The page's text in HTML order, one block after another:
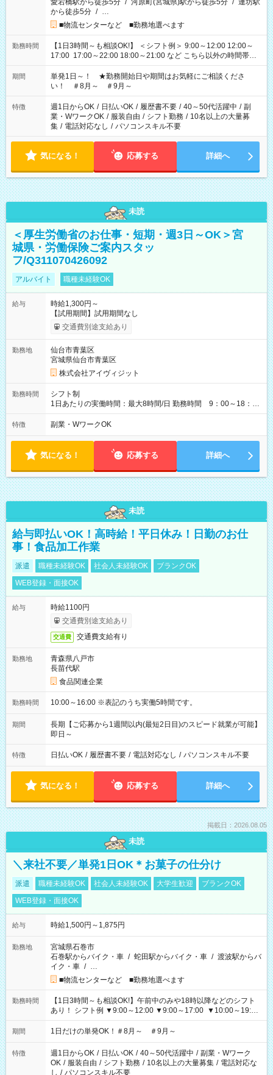
愛宕橋駅から徒歩5分 / 河原町(宮城県)駅から徒歩5分 / 連坊駅
から徒歩5分 / …
■物流センターなど ■勤務地選べます
勤務時間
【1日3時間～も相談OK!】 ＜シフト例＞ 9:00～12:00 12:00～
17:00 17:00～22:00 18:00～21:00 など こちら以外の時間帯も
お気軽にご相談ください！
期間
単発1日～！ ★勤務開始日や期間はお気軽にご相談くださ
い！ ＃8月～ ＃9月～
特徴 週1日からOK / 日払いOK / 履歴書不要 / 40～50代活躍中 / 副
業・WワークOK / 服装自由 / シフト勤務 / 10名以上の大量募
集 / 電話対応なし / パソコンスキル不要
気になる！ 応募する 詳細へ
未読
＜厚生労働省のお仕事・短期・週3日～OK＞宮
城県・労働保険ご案内スタッ
フ/Q311070426092
アルバイト 職種未経験OK
給与
時給1,300円～
【試用期間】試用期間なし
交通費別途支給あり
勤務地
仙台市青葉区
宮城県仙台市青葉区
株式会社アイヴィジット
勤務時間
シフト制
1日あたりの実働時間：最大8時間/日 勤務時間 9：00～18：
00(実働8h、休憩1h) 土日祝含む週3日～OK、シフト制 ※もちろ
ん週5日勤務もOK♪ 勤務期間：2026年8月12日～9月9日※リスト
特徴 副業・WワークOK
気になる！ 応募する 詳細へ
未読
給与即払いOK！高時給！平日休み！日勤のお仕
事！食品加工作業
派遣 職種未経験OK 社会人未経験OK
ブランクOK
WEB登録・面接OK
給与
時給1100円
交通費別途支給あり
交通費 交通費支給有り
勤務地
青森県八戸市
長苗代駅
食品関連企業
勤務時間 10:00～16:00 ※表記のうち実働5時間です。
期間
長期【ご応募から1週間以内(最短2日目)のスピード就業が可能】
即日～
特徴 日払いOK / 履歴書不要 / 電話対応なし / パソコンスキル不要
気になる！ 応募する 詳細へ
掲載日：2026.08.05
未読
＼来社不要／単発1日OK＊お菓子の仕分け
派遣 職種未経験OK 社会人未経験OK 大学生歓迎
ブランクOK
WEB登録・面接OK
給与 時給1,500円～1,875円
勤務地
宮城県石巻市
石巻駅からバイク・車 / 蛇田駅からバイク・車 / 渡波駅からバ
イク・車 / …
■物流センターなど ■勤務地選べます
勤務時間
【1日3時間～も相談OK!】午前中のみや18時以降などのシフト
あり！ シフト例 ▼9:00～12:00 ▼9:00～17:00 ▼10:00～19:00
▼18:00～21:00
期間 1日だけの単発OK！＃8月～ ＃9月～
特徴 週1日からOK / 日払いOK / 40～50代活躍中 / 副業・Wワーク
OK / 服装自由 / シフト勤務 / 10名以上の大量募集 / 電話対応な
し / パソコンスキル不要